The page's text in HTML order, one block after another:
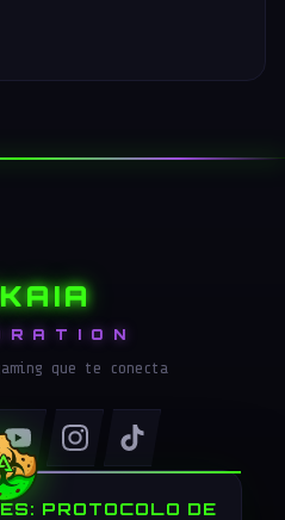
que te conecta
PROTOCOLO DE